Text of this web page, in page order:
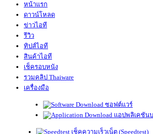
หน้าแรก
ดาวน์โหลด
ข่าวไอที
รีวิว
ทิปส์ไอที
สินค้าไอที
เช็ครอบหนัง
รวมคลิป Thaiware
เครื่องมือ
ซอฟต์แวร์
แอปพลิเคชัน
เช็คความเร็วเน็ต (Speedtest)